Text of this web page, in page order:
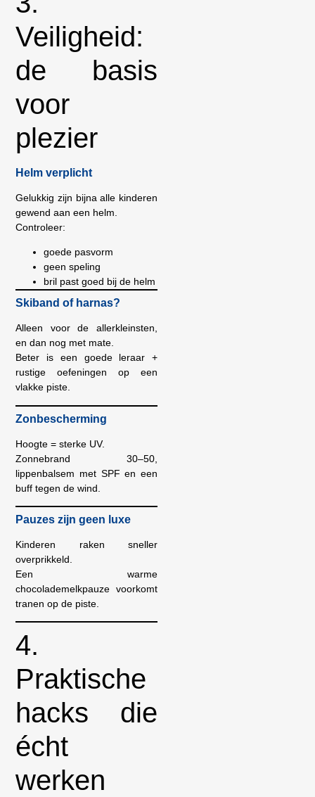
Veiligheid:
de basis
voor
plezier
Helm verplicht
Gelukkig zijn bijna alle kinderen
gewend aan een helm.
Controleer:
goede pasvorm
geen speling
bril past goed bij de helm
Skiband of harnas?
Alleen voor de allerkleinsten,
en dan nog met mate.
Beter is een goede leraar +
rustige oefeningen op een
vlakke piste.
Zonbescherming
Hoogte = sterke UV.
Zonnebrand 30–50,
lippenbalsem met SPF en een
buff tegen de wind.
Pauzes zijn geen luxe
Kinderen raken sneller
overprikkeld.
Een warme
chocolademelkpauze voorkomt
tranen op de piste.
4.
Praktische
hacks die
écht
werken